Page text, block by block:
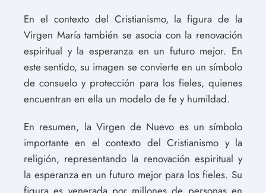
En el contexto del Cristianismo, la figura de la
Virgen María también se asocia con la renovación
espiritual y la esperanza en un futuro mejor. En
este sentido, su imagen se convierte en un símbolo
de consuelo y protección para los fieles, quienes
encuentran en ella un modelo de fe y humildad.
En resumen, la Virgen de Nuevo es un símbolo
importante en el contexto del Cristianismo y la
religión, representando la renovación espiritual y
la esperanza en un futuro mejor para los fieles. Su